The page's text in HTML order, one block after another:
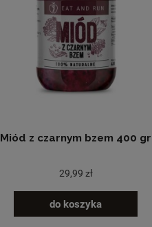
Miód z czarnym bzem 400 gr
29,99 zł
do koszyka